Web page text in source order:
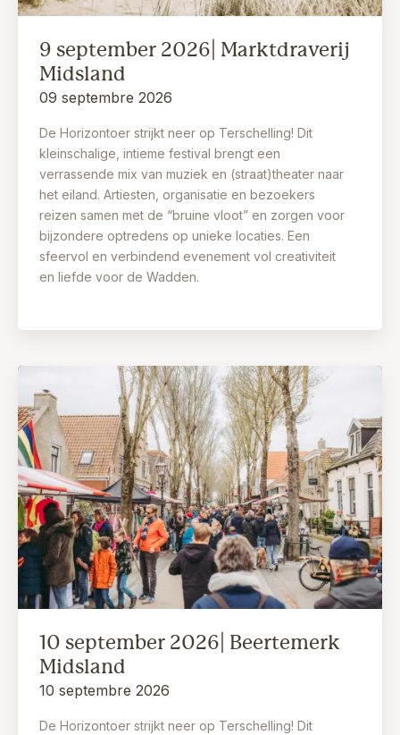
9 september 2026| Marktdraverij
Midsland
09 septembre 2026
De Horizontoer strijkt neer op Terschelling! Dit
kleinschalige, intieme festival brengt een
verrassende mix van muziek en (straat)theater naar
het eiland. Artiesten, organisatie en bezoekers
reizen samen met de “bruine vloot” en zorgen voor
bijzondere optredens op unieke locaties. Een
sfeervol en verbindend evenement vol creativiteit
en liefde voor de Wadden.
10 september 2026| Beertemerk
Midsland
10 septembre 2026
De Horizontoer strijkt neer op Terschelling! Dit